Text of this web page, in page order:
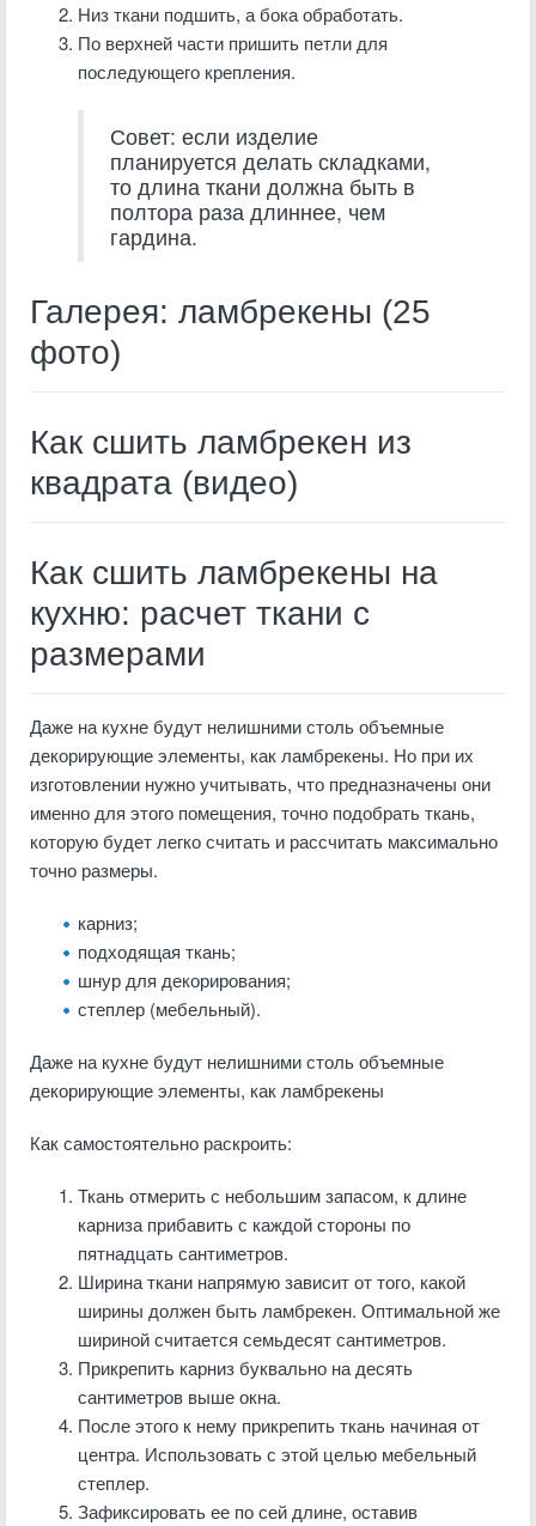
Низ ткани подшить, а бока обработать.
По верхней части пришить петли для
последующего крепления.
Совет: если изделие
планируется делать складками,
то длина ткани должна быть в
полтора раза длиннее, чем
гардина.
Галерея: ламбрекены (25
фото)
Как сшить ламбрекен из
квадрата (видео)
Как сшить ламбрекены на
кухню: расчет ткани с
размерами
Даже на кухне будут нелишними столь объемные
декорирующие элементы, как ламбрекены. Но при их
изготовлении нужно учитывать, что предназначены они
именно для этого помещения, точно подобрать ткань,
которую будет легко считать и рассчитать максимально
точно размеры.
карниз;
подходящая ткань;
шнур для декорирования;
степлер (мебельный).
Даже на кухне будут нелишними столь объемные
декорирующие элементы, как ламбрекены
Как самостоятельно раскроить:
Ткань отмерить с небольшим запасом, к длине
карниза прибавить с каждой стороны по
пятнадцать сантиметров.
Ширина ткани напрямую зависит от того, какой
ширины должен быть ламбрекен. Оптимальной же
шириной считается семьдесят сантиметров.
Прикрепить карниз буквально на десять
сантиметров выше окна.
После этого к нему прикрепить ткань начиная от
центра. Использовать с этой целью мебельный
степлер.
Зафиксировать ее по сей длине, оставив